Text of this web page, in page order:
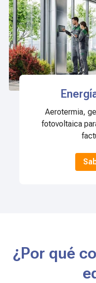
Aerotermia,
fotovoltaica
¿Por qué